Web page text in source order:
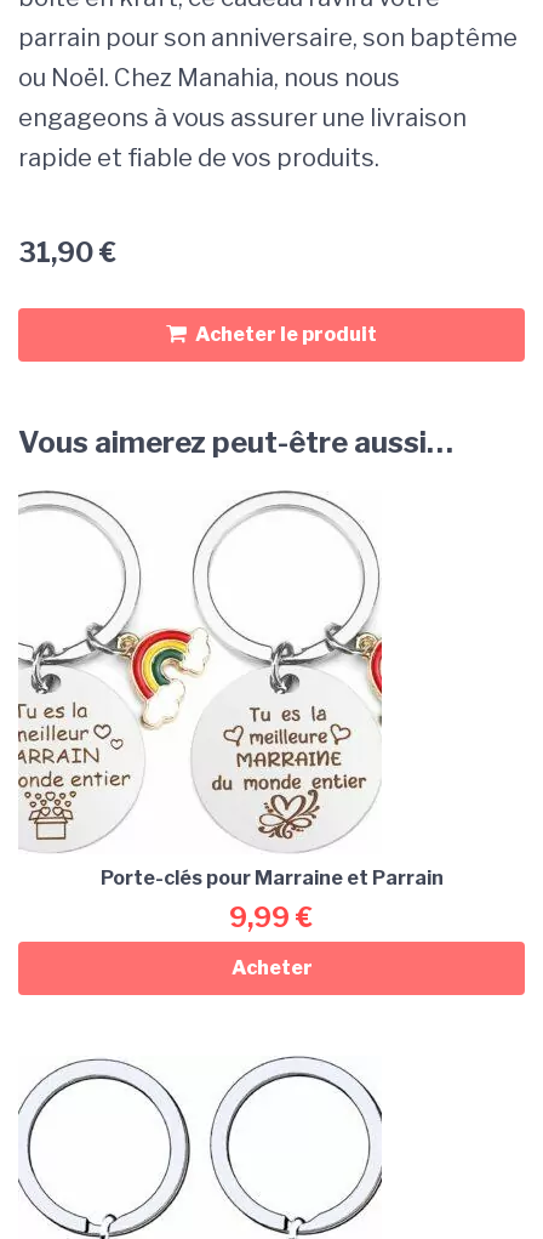
parrain pour son anniversaire, son baptême
ou Noël. Chez Manahia, nous nous
engageons à vous assurer une livraison
rapide et fiable de vos produits.
31,90€
Acheter le produit
Vous aimerez peut-être aussi…
Porte-clés pour Marraine et Parrain
9,99 €
Acheter